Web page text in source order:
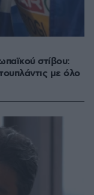
στίβου:
με όλο